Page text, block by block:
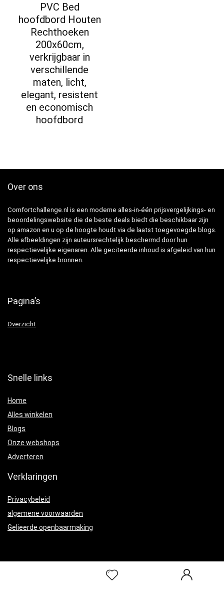
PVC Bed
hoofdbord Houten
Rechthoeken
200x60cm,
verkrijgbaar in
verschillende
maten, licht,
elegant, resistent
en economisch
hoofdbord
Over ons
Comfortchallenge.nl is een moderne alles-in-één prijsvergelijkings- en
beoordelingswebsite die de beste deals biedt die beschikbaar zijn
op amazon en u op de hoogte houdt via de laatst toegevoegde blogs.
Alle afbeeldingen zijn auteursrechtelijk beschermd door hun
respectievelijke eigenaren. Alle geciteerde inhoud is afgeleid van hun
respectievelijke bronnen.
Pagina’s
Overzicht
Snelle links
Home
Alles winkelen
Blogs
Onze webshops
Adverteren
Verklaringen
Privacybeleid
algemene voorwaarden
Gelieerde openbaarmaking
2022 © Comfortchallenge.nl Alle rechten voorbehouden